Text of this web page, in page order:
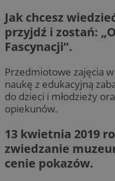
Jak chcesz
przyjdź i zostań:
Fascynacji”.
Przedmiotowe zajęcia
naukę z edukacyjną
do dzieci i młodzieży
opiekunów.
13 kwietnia 2019
zwiedzanie
cenie pokazów.